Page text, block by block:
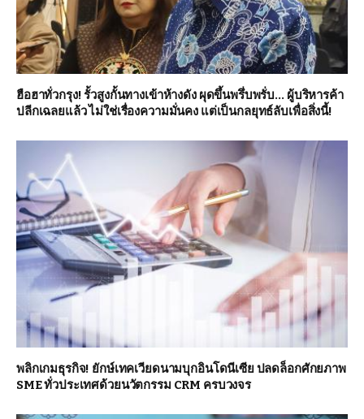
ฮือฮาทั่วกรุง! รั้วสูงกั้นทางเข้าห้างดัง ผุดขึ้นพรึ่บพรั่บ… ผู้บริหารค้า
ปลีกเฉลยแล้ว ไม่ใช่เรื่องความมั่นคง แต่เป็นกลยุทธ์ลับเพื่อสิ่งนี้!
พลิกเกมธุรกิจ! ยักษ์เทคเวียดนามบุกอินโดนีเซีย ปลดล็อกศักยภาพ
SME ทั่วประเทศด้วยนวัตกรรม CRM ครบวงจร